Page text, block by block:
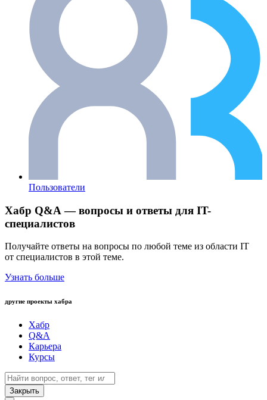
Пользователи
Хабр Q&A — вопросы и ответы для IT-
специалистов
Получайте ответы на вопросы по любой теме из области IT
от специалистов в этой теме.
Узнать больше
другие проекты хабра
Хабр
Q&A
Карьера
Курсы
Закрыть